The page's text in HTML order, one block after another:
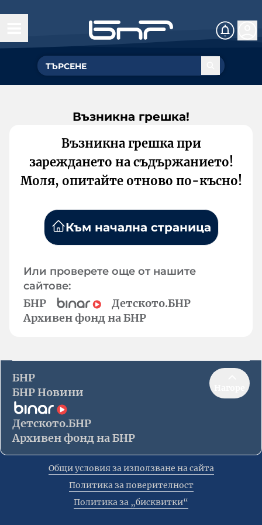
Възникна грешка!
Възникна грешка при
зареждането на съдържанието!
Моля, опитайте отново по-късно!
Към начална страница
Или проверете още от нашите
сайтове:
БНР
Детското.БНР
Архивен фонд на БНР
БНР
БНР Новини
Детското.БНР
Архивен фонд на БНР
Общи условия за използване на сайта
Политика за поверителност
Политика за „бисквитки“